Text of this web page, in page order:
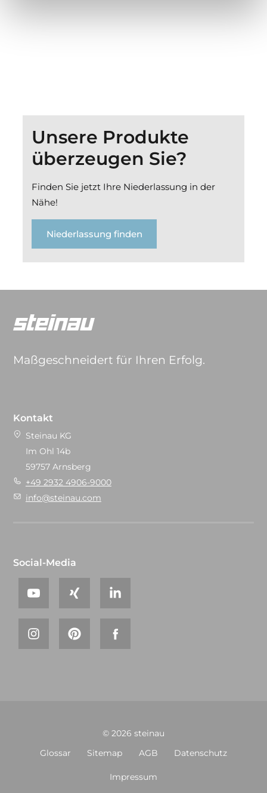
Unsere Produkte
überzeugen Sie?
Finden Sie jetzt Ihre Niederlassung in der
Nähe!
Niederlassung finden
Maßgeschneidert für Ihren Erfolg.
Kontakt
Steinau KG
Im Ohl 14b
59757 Arnsberg
+49 2932 4906-9000
info@steinau.com
Social-Media
© 2026 steinau
Glossar Sitemap AGB Datenschutz
Impressum